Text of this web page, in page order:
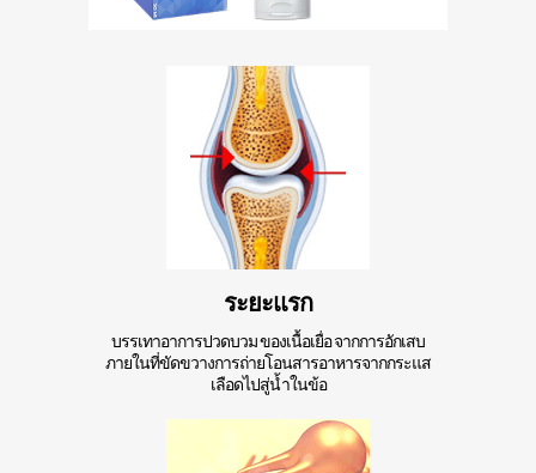
ระยะแรก
บรรเทาอาการปวดบวมของเนื้อเยื่อจากการอักเสบ
ภายในที่ขัดขวางการถ่ายโอนสารอาหารจากกระแส
เลือดไปสู่น้ำในข้อ